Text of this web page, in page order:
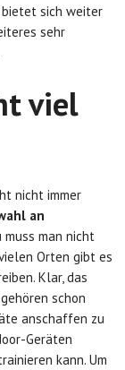
sich weiter
sehr
viel
nicht immer
an
muss man nicht
Orten gibt es
Klar, das
schon
anschaffen zu
Geräten
kann. Um